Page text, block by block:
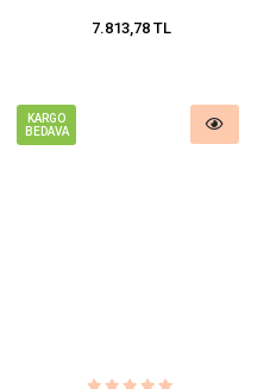
7.813,78 TL
KARGO
BEDAVA